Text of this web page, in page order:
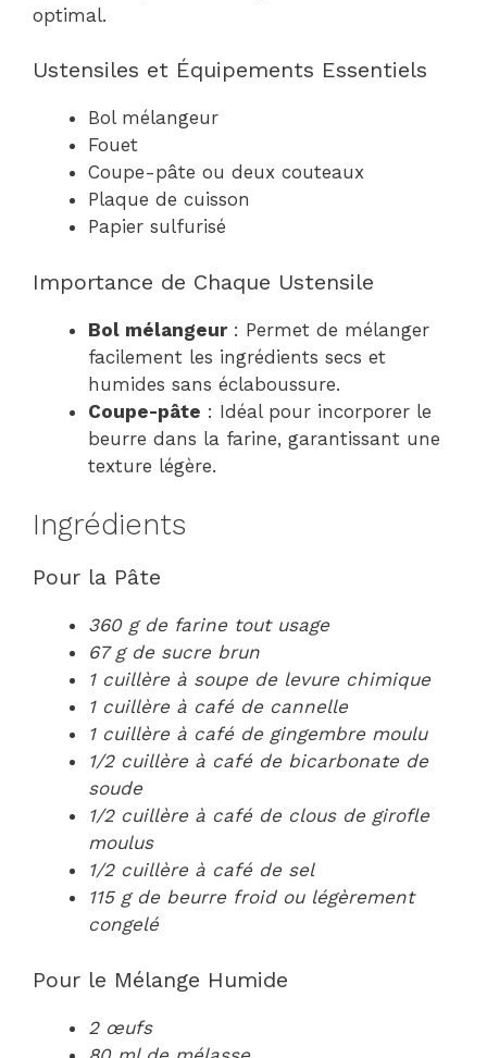
optimal.
Ustensiles et Équipements Essentiels
Bol mélangeur
Fouet
Coupe-pâte ou deux couteaux
Plaque de cuisson
Papier sulfurisé
Importance de Chaque Ustensile
Bol mélangeur: Permet de mélanger
facilement les ingrédients secs et
humides sans éclaboussure.
Coupe-pâte : Idéal pour incorporer le
beurre dans la farine, garantissant une
texture légère.
Ingrédients
Pour la Pâte
360 g de farine tout usage
67 g de sucre brun
1 cuillère à soupe de levure chimique
1 cuillère à café de cannelle
1 cuillère à café de gingembre moulu
1/2 cuillère à café de bicarbonate de
soude
1/2 cuillère à café de clous de girofle
moulus
1/2 cuillère à café de sel
115 g de beurre froid ou légèrement
congelé
Pour le Mélange Humide
2 œufs